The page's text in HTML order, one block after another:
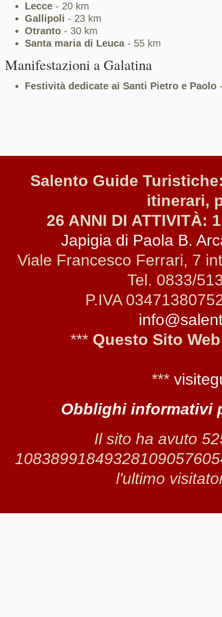
Lecce - 20 km
Gallipoli - 23 km
Otranto - 30 km
Santa maria di Leuca- 55 km
Manifestazioni a Galatina
Festività dedicate ai Santi Pietro e Paolo
Salento Guide
itinerari,
26 ANNI DI ATTIVITÀ:
Japigia di Paola B.
Viale Francesco Ferrari, 7
Tel. 0833/
P.IVA
*** Questo Sito
***
Obblighi informativi
Il sito ha avuto
l'ultimo